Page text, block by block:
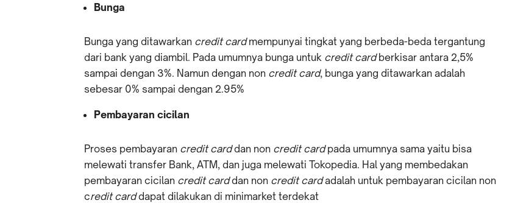
Bunga
Bunga yang ditawarkan credit cardmempunyai tingkat yang berbeda-beda tergantung
dari bank yang diambil. Pada umumnya bunga untuk credit cardberkisar antara 2,5%
sampai dengan 3%. Namun dengan non credit card, bunga yang ditawarkan adalah
sebesar 0% sampai dengan 2.95%
Pembayaran cicilan
Proses pembayaran credit carddan non credit cardpada umumnya sama yaitu bisa
melewati transfer Bank, ATM, dan juga melewati Tokopedia. Hal yang membedakan
pembayaran cicilan credit carddan non credit cardadalah untuk pembayaran cicilan non
credit carddapat dilakukan di minimarket terdekat